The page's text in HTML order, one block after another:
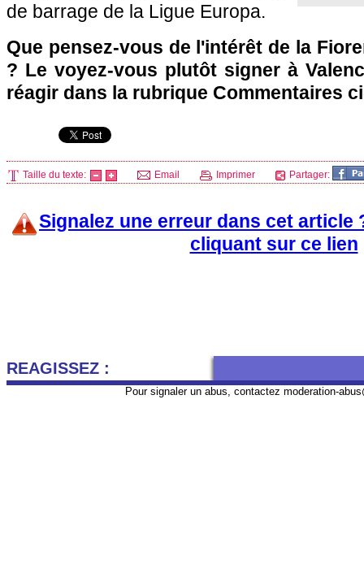
de barrage de la Ligue Europa.
Que pensez-vous de l'intérêt de la
? Le voyez-vous plutôt signer à
réagir dans la rubrique Commentaires
Taille du texte: Email Imprimer Partager:
Signalez une erreur dans cet article
cliquant sur ce lien
REAGISSEZ :
Pour signaler un abus, contactez moderation-